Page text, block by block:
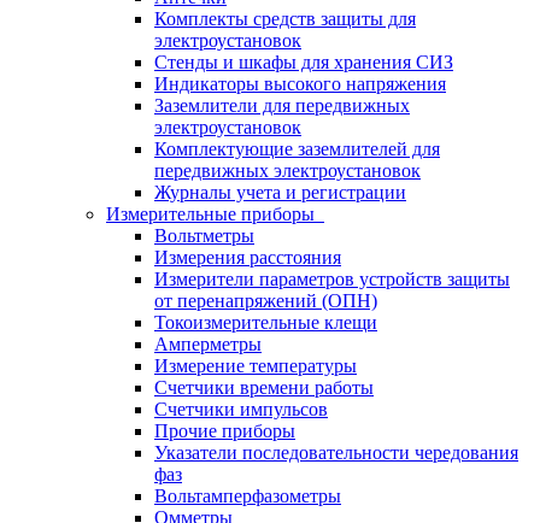
Комплекты средств защиты для
электроустановок
Стенды и шкафы для хранения СИЗ
Индикаторы высокого напряжения
Заземлители для передвижных
электроустановок
Комплектующие заземлителей для
передвижных электроустановок
Журналы учета и регистрации
Измерительные приборы
Вольтметры
Измерения расстояния
Измерители параметров устройств защиты
от перенапряжений (ОПН)
Токоизмерительные клещи
Амперметры
Измерение температуры
Счетчики времени работы
Счетчики импульсов
Прочие приборы
Указатели последовательности чередования
фаз
Вольтамперфазометры
Омметры